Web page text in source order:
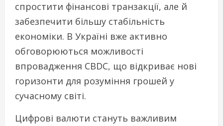
спростити фінансові транзакції, але й
забезпечити більшу стабільність
економіки. В Україні вже активно
обговорюються можливості
впровадження CBDC, що відкриває нові
горизонти для розуміння грошей у
сучасному світі.
Цифрові валюти стануть важливим